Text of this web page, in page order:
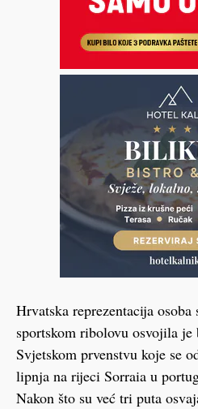
Hrvatska reprezentacija
sportskom ribolovu osvojila je
Svjetskom prvenstvu koje se
lipnja na rijeci Sorraia u
Nakon što su već tri puta